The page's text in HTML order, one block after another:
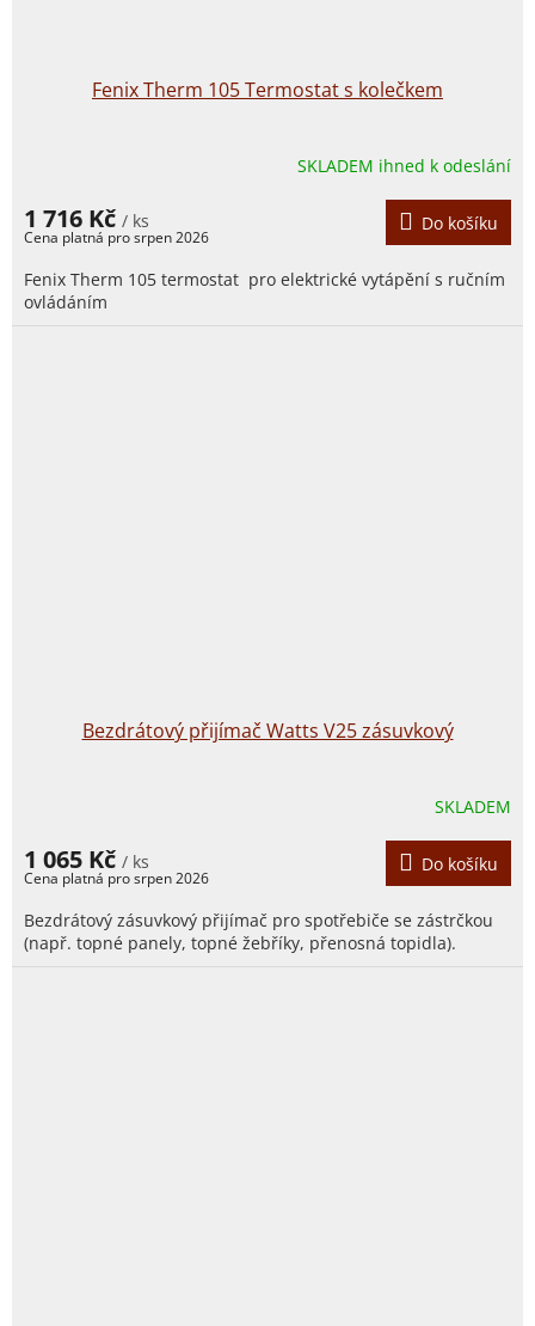
Fenix Therm 105 Termostat s kolečkem
SKLADEM ihned k odeslání
1 716 Kč / ks Do košíku
Fenix Therm 105 termostat pro elektrické vytápění s ručním
ovládáním
Bezdrátový přijímač Watts V25 zásuvkový
SKLADEM
1 065 Kč / ks Do košíku
Bezdrátový zásuvkový přijímač pro spotřebiče se zástrčkou
(např. topné panely, topné žebříky, přenosná topidla).